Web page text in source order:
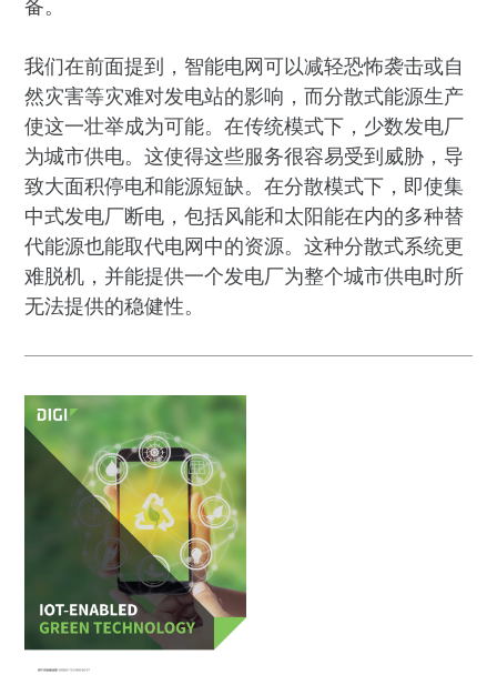
备。
我们在前面提到，智能电网可以减轻恐怖袭击或自
然灾害等灾难对发电站的影响，而分散式能源生产
使这一壮举成为可能。在传统模式下，少数发电厂
为城市供电。这使得这些服务很容易受到威胁，导
致大面积停电和能源短缺。在分散模式下，即使集
中式发电厂断电，包括风能和太阳能在内的多种替
代能源也能取代电网中的资源。这种分散式系统更
难脱机，并能提供一个发电厂为整个城市供电时所
无法提供的稳健性。